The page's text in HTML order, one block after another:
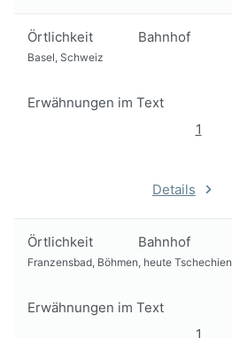
Örtlichkeit Bahnhof
Basel, Schweiz
Erwähnungen im Text
1
Details
Örtlichkeit Bahnhof
Franzensbad, Böhmen, heute Tschechien
Erwähnungen im Text
1